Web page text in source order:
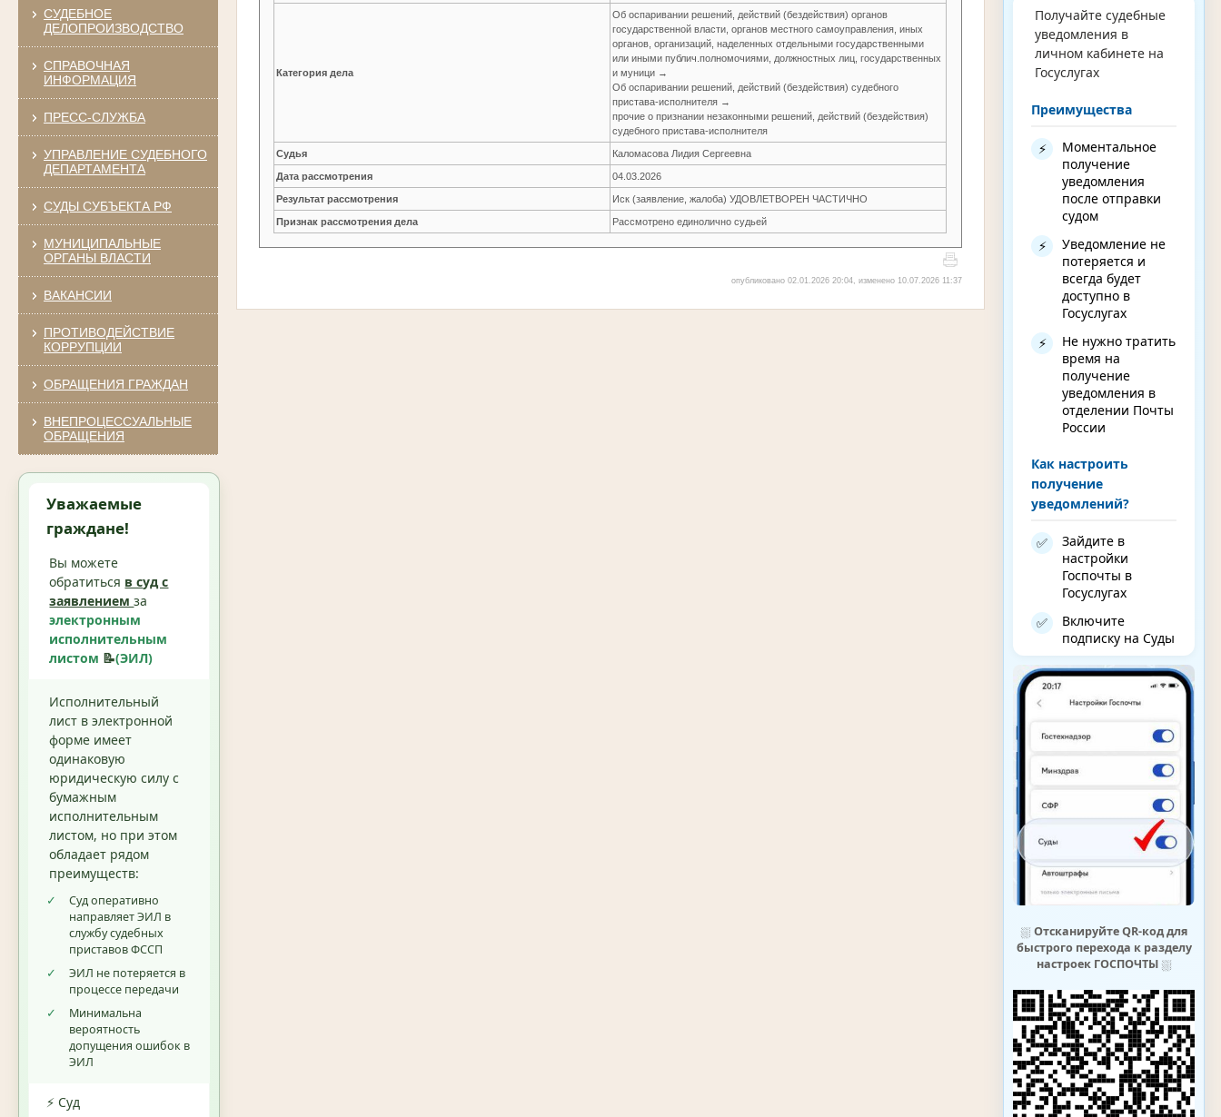
СУДЕБНОЕ
ДЕЛОПРОИЗВОДСТВО
СПРАВОЧНАЯ
ИНФОРМАЦИЯ
ПРЕСС-СЛУЖБА
УПРАВЛЕНИЕ СУДЕБНОГО
ДЕПАРТАМЕНТА
СУДЫ СУБЪЕКТА РФ
МУНИЦИПАЛЬНЫЕ
ОРГАНЫ ВЛАСТИ
ВАКАНСИИ
ПРОТИВОДЕЙСТВИЕ
КОРРУПЦИИ
ОБРАЩЕНИЯ ГРАЖДАН
ВНЕПРОЦЕССУАЛЬНЫЕ
ОБРАЩЕНИЯ
Уважаемые
граждане!
Вы можете
обратиться в суд с
заявлениемза
электронным
исполнительным
листом 📝(ЭИЛ)
Исполнительный
лист в электронной
форме имеет
одинаковую
юридическую силу с
бумажным
исполнительным
листом, но при этом
обладает рядом
преимуществ:
✓
Суд оперативно
направляет ЭИЛ в
службу судебных
приставов ФССП
✓
ЭИЛ не потеряется в
процессе передачи
✓
Минимальна
вероятность
допущения ошибок в
ЭИЛ
⚡ Суд
Получайте судебные
уведомления в
личном кабинете на
Госуслугах
Преимущества
⚡
Моментальное
получение
уведомления
после отправки
судом
⚡
Уведомление не
потеряется и
всегда будет
доступно в
Госуслугах
⚡
Не нужно тратить
время на
получение
уведомления в
отделении Почты
России
Как настроить
получение
уведомлений?
✅
Зайдите в
настройки
Госпочты в
Госуслугах
✅
Включите
подписку на Суды
⛆ Отсканируйте QR-код для
быстрого перехода к разделу
настроек ГОСПОЧТЫ⛆
Категория дела
Об оспаривании решений, действий (бездействия) органов
государственной власти, органов местного самоуправления, иных
органов, организаций, наделенных отдельными государственными
или иными публич.полномочиями, должностных лиц, государственных
и муници →
Об оспаривании решений, действий (бездействия) судебного
пристава-исполнителя →
прочие о признании незаконными решений, действий (бездействия)
судебного пристава-исполнителя
Судья Каломасова Лидия Сергеевна
Дата рассмотрения 04.03.2026
Результат рассмотрения Иск (заявление, жалоба) УДОВЛЕТВОРЕН ЧАСТИЧНО
Признак рассмотрения дела Рассмотрено единолично судьей
опубликовано 02.01.2026 20:04, изменено 10.07.2026 11:37